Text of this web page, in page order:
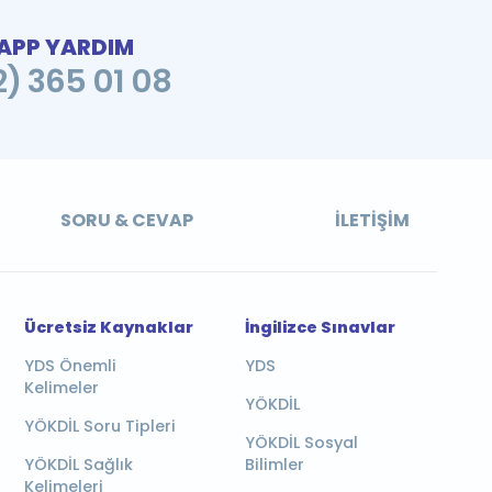
YARDIM
365 01 08
SORU & CEVAP İLETIŞIM
Ücretsiz Kaynaklar
YDS Önemli
Kelimeler
YÖKDİL Soru Tipleri
YÖKDİL Sağlık
Kelimeleri
İngilizce Sınavlar
YDS
YÖKDİL
YÖKDİL Sosyal
Bilimler